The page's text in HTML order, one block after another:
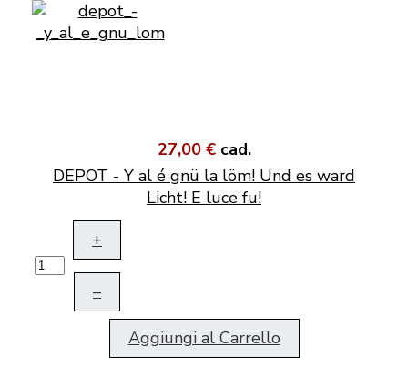
27,00 € cad.
DEPOT - Y al é gnü la löm! Und es ward
Licht! E luce fu!
+
–
Aggiungi al Carrello